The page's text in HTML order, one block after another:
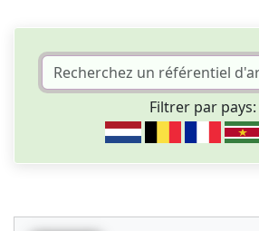
Filtrer par pays: